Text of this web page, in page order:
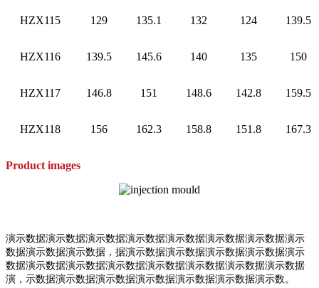
HZX115 129 135.1 132 124 139.5
HZX116 139.5 145.6 140 135 150
HZX117 146.8 151 148.6 142.8 159.5
HZX118 156 162.3 158.8 151.8 167.3
Product images
演示数据演示数据演示数据演示数据演示数据演示数据演示数据演示
数据演示数据演示数据，据演示数据演示数据演示数据演示数据演示
数据演示数据演示数据演示数据演示数据演示数据演示数据演示数据
演，示数据演示数据演示数据演示数据演示数据演示数据演示数。